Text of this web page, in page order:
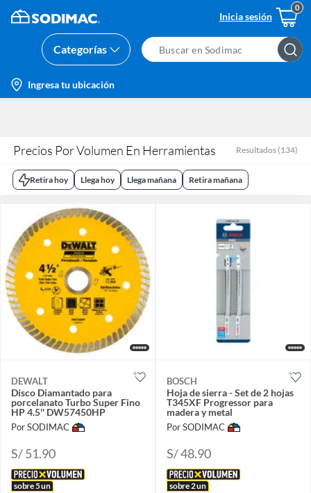
Inicia sesión
Categorías
Search
Bar
location-
icon
Ingresa tu ubicación
Precios Por Volumen En Herramientas Resultados (134)
Retira hoy Llega hoy Llega mañana Retira mañana
DEWALT
Disco Diamantado para
porcelanato Turbo Super Fino
HP 4.5'' DW57450HP
Por SODIMAC
S/ 51.90
sobre 5 un
BOSCH
Hoja de sierra - Set de 2 hojas
T345XF Progressor para
madera y metal
Por SODIMAC
S/ 48.90
sobre 2 un